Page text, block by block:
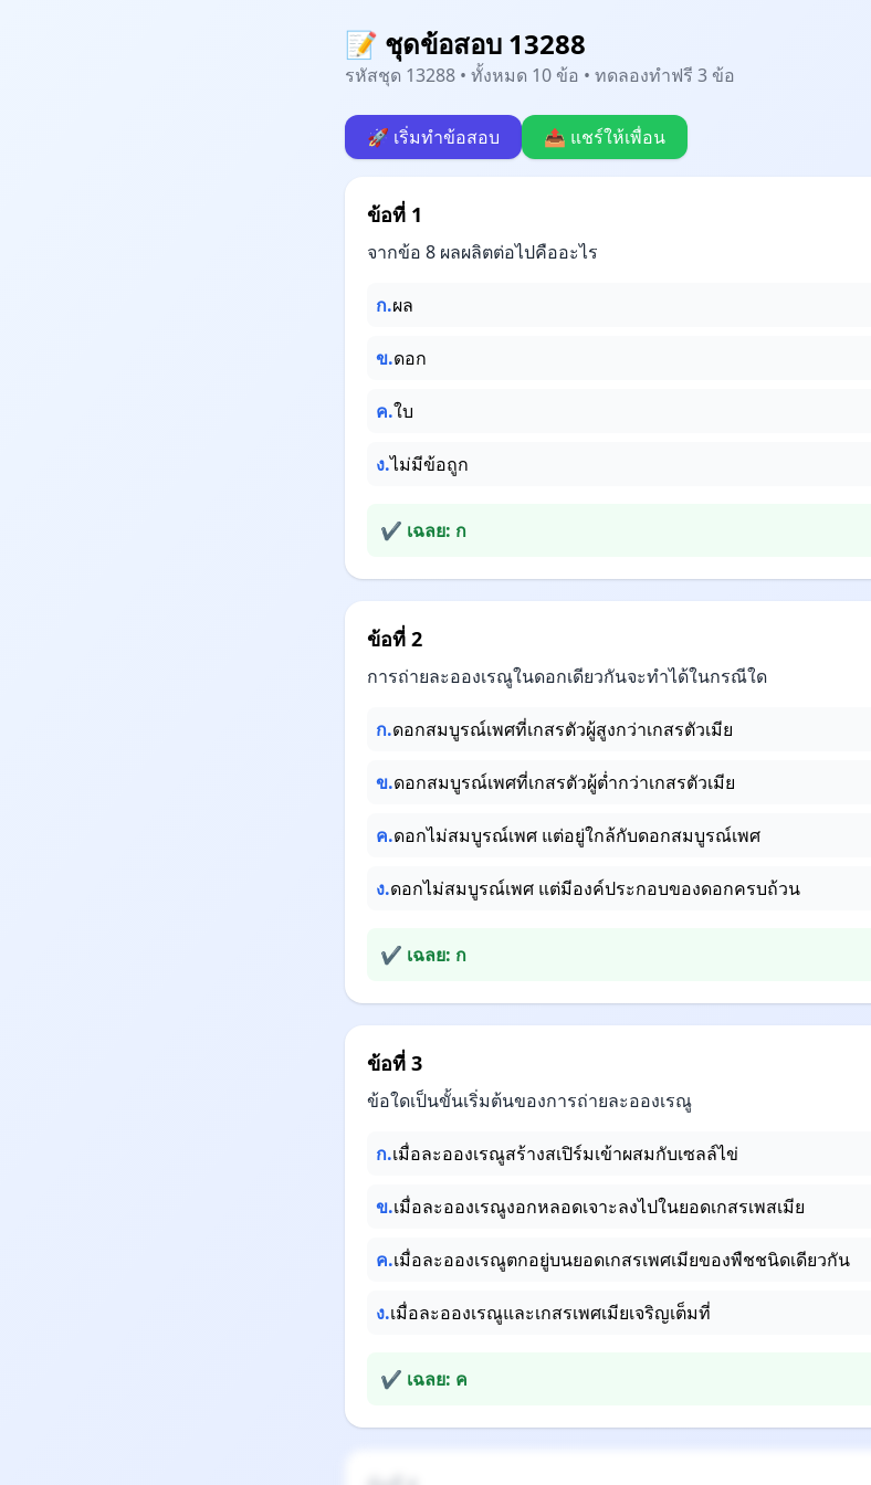
📝 ชุดข้อสอบ 13288
รหัสชุด 13288 • ทั้งหมด 10 ข้อ • ทดลองทำฟรี 3 ข้อ
🚀 เริ่มทำข้อสอบ 📤 แชร์ให้เพื่อน
ข้อที่ 1
จากข้อ 8 ผลผลิตต่อไปคืออะไร
ก.ผล
ข.ดอก
ค.ใบ
ง.ไม่มีข้อถูก
✔ เฉลย: ก
ข้อที่ 2
การถ่ายละอองเรณูในดอกเดียวกันจะทำได้ในกรณีใด
ก.ดอกสมบูรณ์เพศที่เกสรตัวผู้สูงกว่าเกสรตัวเมีย
ข.ดอกสมบูรณ์เพศที่เกสรตัวผู้ต่ำกว่าเกสรตัวเมีย
ค.ดอกไม่สมบูรณ์เพศ แต่อยู่ใกล้กับดอกสมบูรณ์เพศ
ง.ดอกไม่สมบูรณ์เพศ แต่มีองค์ประกอบของดอกครบถ้วน
✔ เฉลย: ก
ข้อที่ 3
ข้อใดเป็นขั้นเริ่มต้นของการถ่ายละอองเรณู
ก.เมื่อละอองเรณูสร้างสเปิร์มเข้าผสมกับเซลล์ไข่
ข.เมื่อละอองเรณูงอกหลอดเจาะลงไปในยอดเกสรเพสเมีย
ค.เมื่อละอองเรณูตกอยู่บนยอดเกสรเพศเมียของพืชชนิดเดียวกัน
ง.เมื่อละอองเรณูและเกสรเพศเมียเจริญเต็มที่
✔ เฉลย: ค